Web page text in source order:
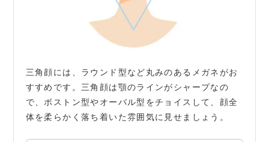
三角顔には、ラウンド型など丸みのあるメガネがお
すすめです。三角顔は顎のラインがシャープなの
で、ボストン型やオーバル型をチョイスして、顔全
体を柔らかく落ち着いた雰囲気に見せましょう。